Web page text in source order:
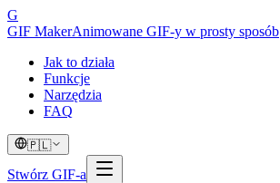
G
GIF MakerAnimowane GIF-y w prosty sposób
Jak to działa
Funkcje
Narzędzia
FAQ
🇵🇱
Stwórz GIF-a